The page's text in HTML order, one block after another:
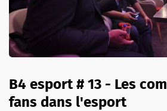
B4 esport # 13 - Les
fans dans l'esport